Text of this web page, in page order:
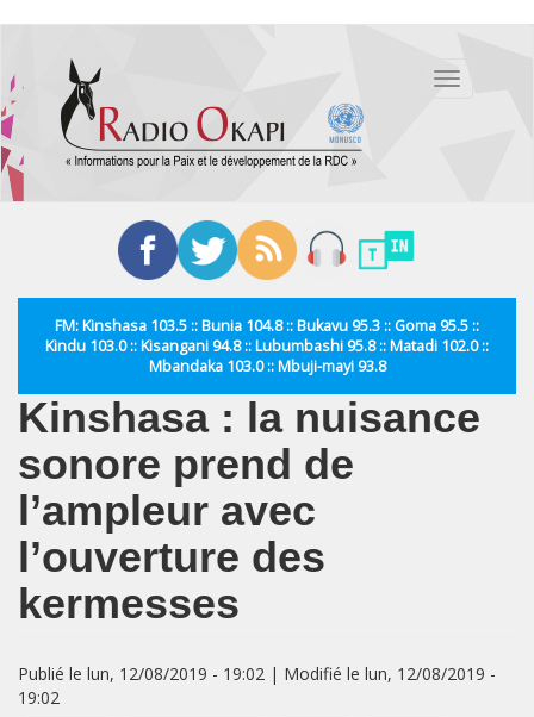
contenu
principal
Toggle
FM: Kinshasa 103.5 :: Bunia 104.8 :: Bukavu 95.3 :: Goma 95.5 ::
Kindu 103.0 :: Kisangani 94.8 :: Lubumbashi 95.8 :: Matadi 102.0 ::
Mbandaka 103.0 :: Mbuji-mayi 93.8
Kinshasa : la nuisance
sonore prend de
l’ampleur avec
l’ouverture des
kermesses
Publié le lun, 12/08/2019 - 19:02 | Modifié le lun, 12/08/2019 -
19:02